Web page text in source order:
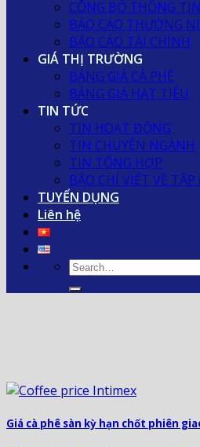
CÔNG BỐ THÔNG TIN
BÁO CÁO THƯỜNG
BÁO CÁO TÀI CHÍNH
GIÁ THỊ TRƯỜNG
BẢNG GIÁ CÀ PHÊ
BẢNG GIÁ HẠT TIÊU
TIN TỨC
TIN HOẠT ĐỘNG
TIN CHUYÊN NGÀNH
TIN TỔNG HỢP
BÁO CHÍ VIẾT VỀ
TUYỂN DỤNG
Liên hệ
Giá cà phê sàn kỳ hạn chốt phiên